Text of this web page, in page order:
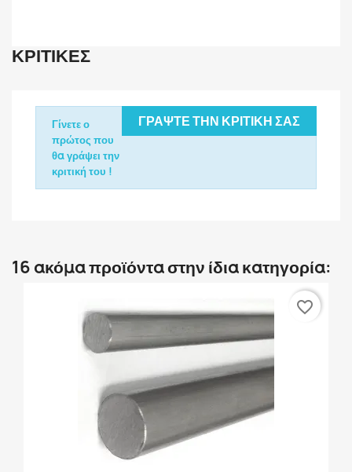
ΚΡΙΤΙΚΈΣ
ΓΡΆΨΤΕ ΤΗΝ ΚΡΙΤΙΚΉ ΣΑΣ
Γίνετε ο
πρώτος που
θα γράψει την
κριτική του !
16 ακόμα προϊόντα στην ίδια κατηγορία:
favorite_border